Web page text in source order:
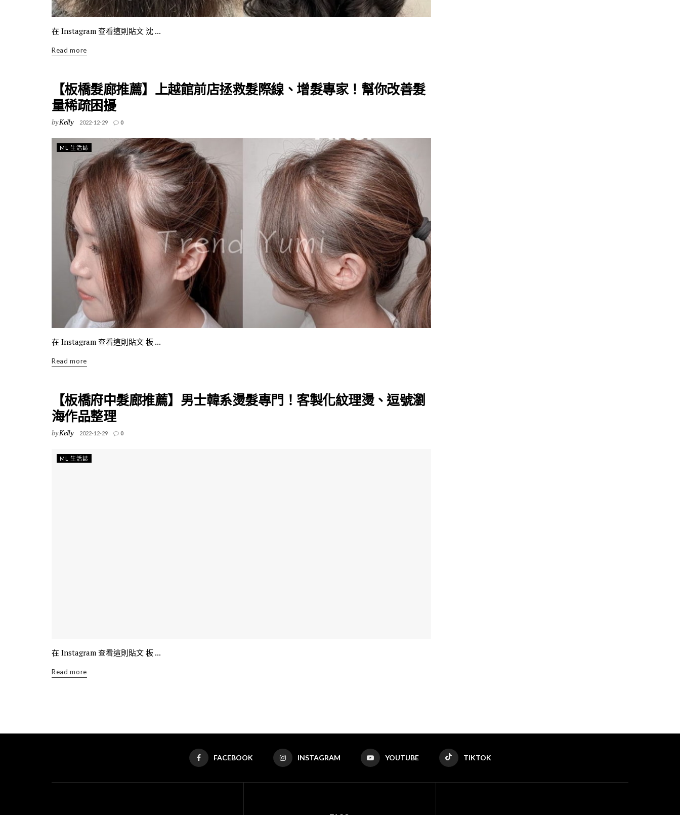
在 Instagram 查看這則貼文 沈 ...
Read more
【板橋髮廊推薦】上越館前店拯救髮際線、增髮專家！幫你改善髮
量稀疏困擾
byKelly 2022-12-29 0
ML 生活誌
在 Instagram 查看這則貼文 板 ...
Read more
【板橋府中髮廊推薦】男士韓系燙髮專門！客製化紋理燙、逗號瀏
海作品整理
byKelly 2022-12-29 0
ML 生活誌
在 Instagram 查看這則貼文 板 ...
Read more
FACEBOOK INSTAGRAM YOUTUBE TIKTOK